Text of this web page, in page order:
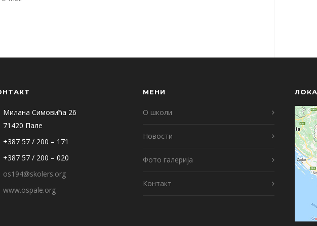
Милана Симовића 26
71420 Пале
+387 57 / 200 – 171
+387 57 / 200 – 020
os194@skolers.org
www.ospale.org
МЕНИ
О школи
Новости
Фото галерија
Контакт